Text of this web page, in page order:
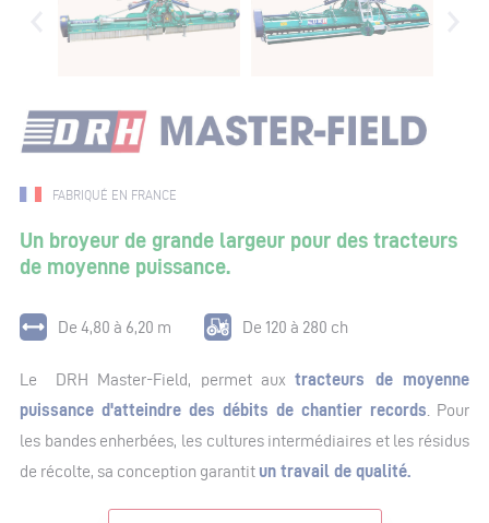
FABRIQUÉ EN FRANCE
Un broyeur de grande largeur pour des tracteurs
de moyenne puissance.
De 4,80 à 6,20 m De 120 à 280 ch
Le DRH Master-Field, permet auxtracteurs de moyenne
puissance d'atteindre des débits de chantier records . Pour
les bandes enherbées, les cultures intermédiaires et les résidus
de récolte, sa conception garantit un travail de qualité.